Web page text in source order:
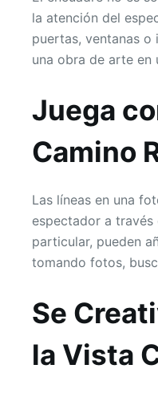
la atención del
puertas, ventanas o
una obra de arte en
Juega
Camino
Las líneas en una
espectador a través
particular, pueden
tomando fotos,
Se
la Vista